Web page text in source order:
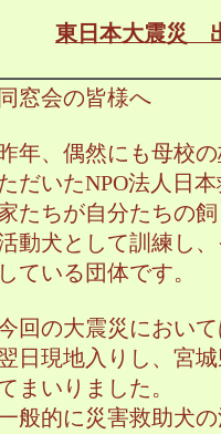
東日本大震災
同窓会の皆様へ
年、偶然にも母校の
だいたNPO法人日
たちが自分たちの
動犬として訓練し
している団体です。
回の大震災におい
日現地入りし、宮
まいりました。
般的に災害救助犬